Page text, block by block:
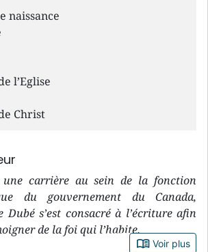
naissance
l’Eglise
Christ
une carrière au sein de la fonction
du gouvernement du Canada,
Dubé s’est consacré à l’écriture afin
de la foi qui l’habite.
book_open Voir plus